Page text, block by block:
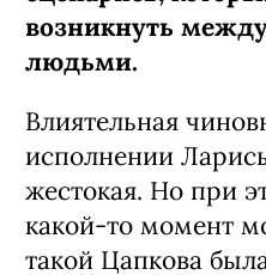
возникнуть
людьми.
Влиятельная
исполнении
жестокая. Но при
какой-то момент
такой Цапкова